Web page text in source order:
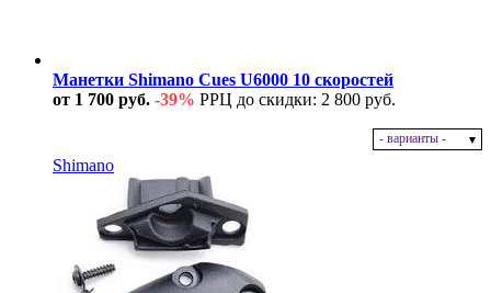
Манетки Shimano Cues U6000 10 скоростей
от 1 700 руб. -39% РРЦ до скидки: 2 800 руб.
- варианты -
Shimano